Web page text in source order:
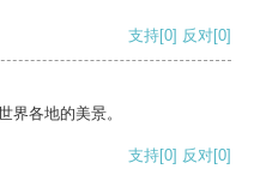
支持[0] 反对[0]
界各地的美景。
支持[0] 反对[0]